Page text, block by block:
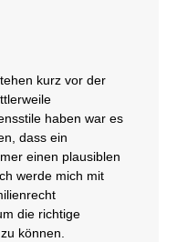
kurz vor der
haben war es
dass ein
einen plausiblen
werde mich mit
die richtige
können.